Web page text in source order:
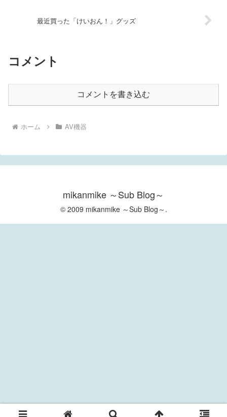
最近買った「けいおん！」グッズ
コメント
コメントを書き込む
ホーム AV機器
mikanmike ～Sub Blog～
© 2009 mikanmike ～Sub Blog～.